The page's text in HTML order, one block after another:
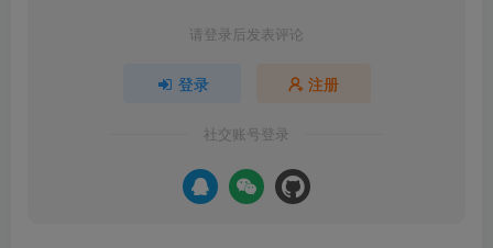
请登录后发表评论
登录 注册
社交账号登录